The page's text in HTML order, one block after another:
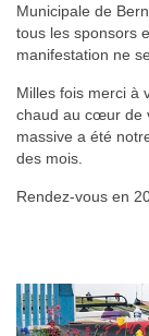
Municipale de
tous les sponsors
manifestation ne
Milles fois merci à
chaud au cœur de
massive a été
des mois.
Rendez-vous en